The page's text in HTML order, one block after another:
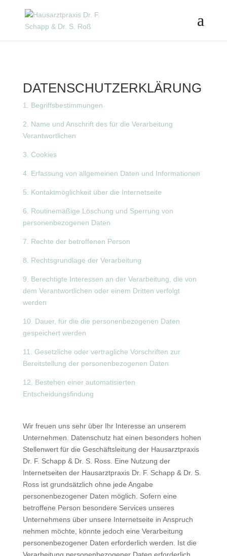
DATENSCHUTZERKLÄRUNG
1. Begriffsbestimmungen
2. Name und Anschrift des für die Verarbeitung
Verantwortlichen
3. Cookies
4. Erfassung von allgemeinen Daten und Informationen
5. Kontaktmöglichkeit über die Internetseite
6. Routinemäßige Löschung und Sperrung von
personenbezogenen Daten
7. Rechte der betroffenen Person
8. Rechtsgrundlage der Verarbeitung
9. Berechtigte Interessen an der Verarbeitung, die von
dem Verantwortlichen oder einem Dritten verfolgt
werden
10. Dauer, für die die personenbezogenen Daten
gespeichert werden
11. Gesetzliche oder vertragliche Vorschriften zur
Bereitstellung der personenbezogenen Daten
12. Bestehen einer automatisierten
Entscheidungsfindung
Wir freuen uns sehr über Ihr Interesse an unserem
Unternehmen. Datenschutz hat einen besonders hohen
Stellenwert für die Geschäftsleitung der Hausarztpraxis
Dr. F. Schapp & Dr. S. Ross. Eine Nutzung der
Internetseiten der Hausarztpraxis Dr. F. Schapp & Dr. S.
Ross ist grundsätzlich ohne jede Angabe
personenbezogener Daten möglich. Sofern eine
betroffene Person besondere Services unseres
Unternehmens über unsere Internetseite in Anspruch
nehmen möchte, könnte jedoch eine Verarbeitung
personenbezogener Daten erforderlich werden. Ist die